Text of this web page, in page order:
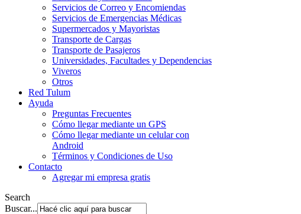
Servicios de Correo y Encomiendas
Servicios de Emergencias Médicas
Supermercados y Mayoristas
Transporte de Cargas
Transporte de Pasajeros
Universidades, Facultades y Dependencias
Viveros
Otros
Red Tulum
Ayuda
Preguntas Frecuentes
Cómo llegar mediante un GPS
Cómo llegar mediante un celular con
Android
Términos y Condiciones de Uso
Contacto
Agregar mi empresa gratis
Search
Buscar...